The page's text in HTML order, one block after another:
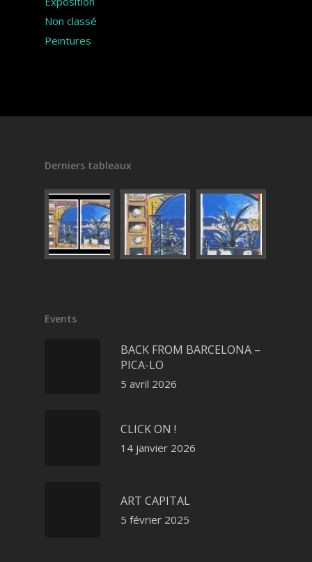
Non classé
Peintures
Derniers tableaux
Events
BACK FROM BARCELONA –
PICA-LO
5 avril 2026
CLICK ON !
14 janvier 2026
ART CAPITAL
5 février 2025